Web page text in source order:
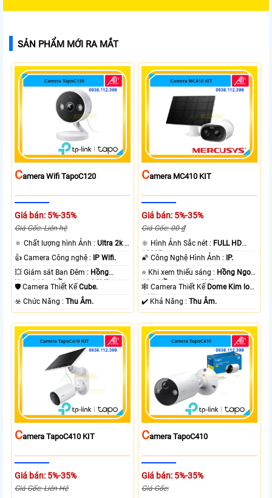
SẢN PHẨM MỚI RA MẮT
CAmera Wifi TapoC120
Giá bán: 5%-35%
Giá Gốc: Liên hệ
🔅 Chất lượng hình Ảnh :Ultra 2k +
.
👍 Camera Công nghệ : IP Wifi.
💥 Giám sát Ban Đêm : Hồng
Ngoại 10m Hồng Ngoại SMD.
🛡 Camera Thiết KếCube.
️☣️ Chức Năng :Thu Âm.
CAmera MC410 KIT
Giá bán: 5%-35%
Giá Gốc: 00 ₫
🔆 Hình Ảnh Sắc nét : FULL HD
1080P .
🌠 Công Nghệ Hình Ảnh : IP.
⭐ Khi xem thiếu sáng : Hồng Ngoại
10m Hồng Ngoại SMD.
🕸️ Camera Thiết Kế Dome Kim loại
+ Nhựa.
️✔️ Khả Năng :Thu Âm.
CAmera TapoC410 KIT
Giá bán: 5%-35%
Giá Gốc: Liên Hệ
CAmera TapoC410
Giá bán: 5%-35%
Giá Gốc: